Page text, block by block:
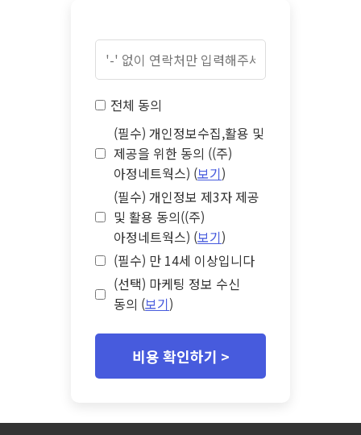
전체 동의
(필수) 개인정보수집,활용 및
제공을 위한 동의 ((주)
아정네트웍스) (보기)
(필수) 개인정보 제3자 제공
및 활용 동의((주)
아정네트웍스) (보기)
(필수) 만 14세 이상입니다
(선택) 마케팅 정보 수신
동의 (보기)
비용 확인하기 >